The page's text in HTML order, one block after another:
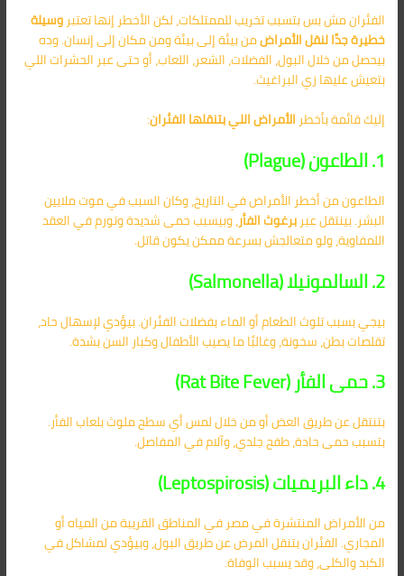
الفئران مش بس بتسبب تخريب للممتلكات، لكن الأخطر إنها تعتبروسيلة
خطيرة جدًا لنقل الأمراضمن بيئة إلى بيئة ومن مكان إلى إنسان. وده
بيحصل من خلال البول، الفضلات، الشعر، اللعاب، أو حتى عبر الحشرات اللي
بتعيش عليها زي البراغيث.
إليك قائمة بأخطر الأمراض اللي بتنقلها الفئران:
1. الطاعون (Plague)
الطاعون من أخطر الأمراض في التاريخ، وكان السبب في موت ملايين
البشر. بينتقل عبربرغوث الفأر، وبيسبب حمى شديدة وتورم في العقد
اللمفاوية، ولو متعالجش بسرعة ممكن يكون قاتل.
2. السالمونيلا (Salmonella)
بيجي بسبب تلوث الطعام أو الماء بفضلات الفئران. بيؤدي لإسهال حاد،
تقلصات بطن، سخونة، وغالبًا ما يصيب الأطفال وكبار السن بشدة.
3. حمى الفأر (Rat Bite Fever)
بتنتقل عن طريق العض أو من خلال لمس أي سطح ملوث بلعاب الفأر.
بتسبب حمى حادة، طفح جلدي، وآلام في المفاصل.
4. داء البريميات (Leptospirosis)
من الأمراض المنتشرة في مصر في المناطق القريبة من المياه أو
المجاري. الفئران بتنقل المرض عن طريق البول، وبيؤدي لمشاكل في
الكبد والكلى، وقد يسبب الوفاة.